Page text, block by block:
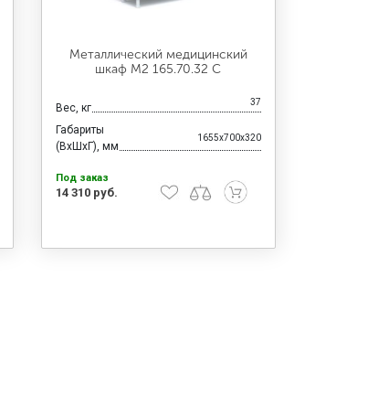
Металлический медицинский
шкаф М2 165.70.32 С
Вес, кг 37
Габариты
(ВхШхГ), мм
1655x700x320
Под заказ
14 310 руб.